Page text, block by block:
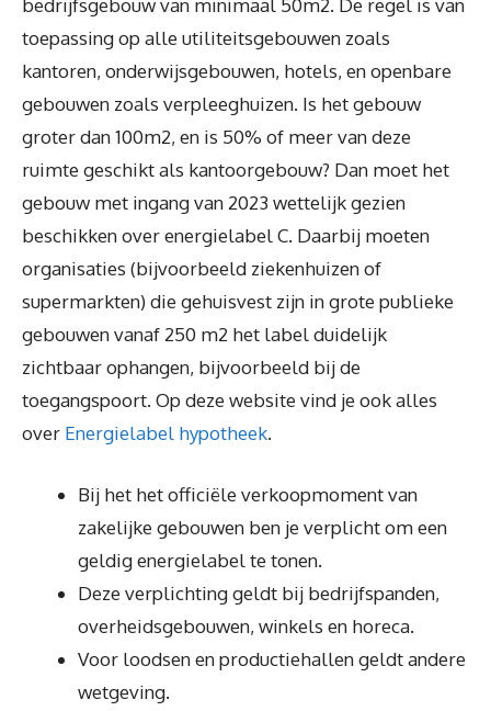
bedrijfsgebouw van minimaal 50m2. De regel is van
toepassing op alle utiliteitsgebouwen zoals
kantoren, onderwijsgebouwen, hotels, en openbare
gebouwen zoals verpleeghuizen. Is het gebouw
groter dan 100m2, en is 50% of meer van deze
ruimte geschikt als kantoorgebouw? Dan moet het
gebouw met ingang van 2023 wettelijk gezien
beschikken over energielabel C. Daarbij moeten
organisaties (bijvoorbeeld ziekenhuizen of
supermarkten) die gehuisvest zijn in grote publieke
gebouwen vanaf 250 m2 het label duidelijk
zichtbaar ophangen, bijvoorbeeld bij de
toegangspoort. Op deze website vind je ook alles
over Energielabel hypotheek.
Bij het het officiële verkoopmoment van
zakelijke gebouwen ben je verplicht om een
geldig energielabel te tonen.
Deze verplichting geldt bij bedrijfspanden,
overheidsgebouwen, winkels en horeca.
Voor loodsen en productiehallen geldt andere
wetgeving.